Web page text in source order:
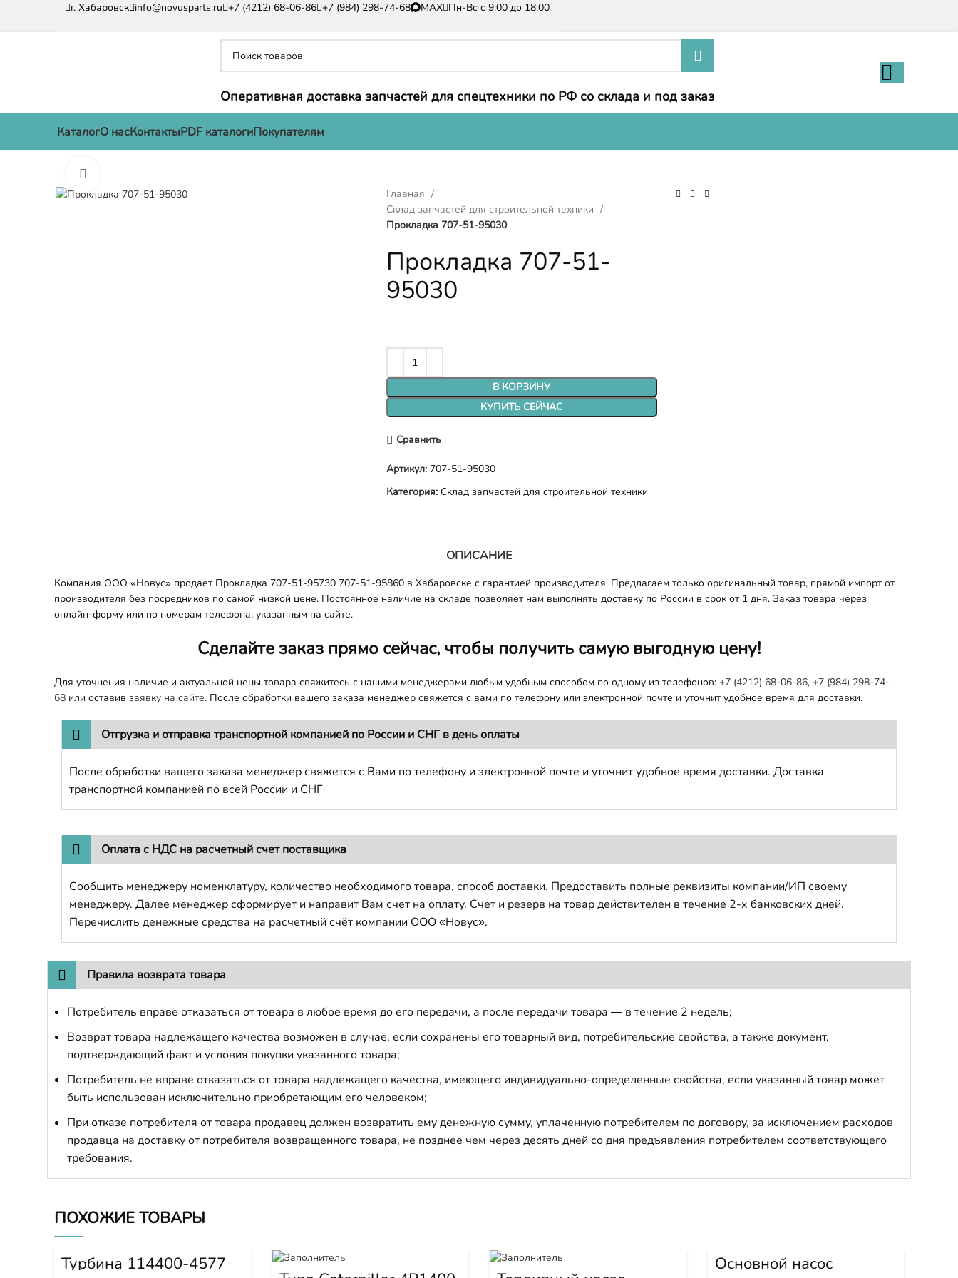
г. Хабаровск info@novusparts.ru +7 (4212) 68-06-86 +7 (984) 298-74-68 MAX Пн-Вс с 9:00 до 18:00
Оперативная доставка запчастей для спецтехники по РФ со склада и под заказ
КаталогО насКонтактыPDF каталогиПокупателям
Главная
Склад запчастей для строительной техники
Прокладка 707-51-95030
Прокладка 707-51-
95030
В КОРЗИНУ
КУПИТЬ СЕЙЧАС
Сравнить
Артикул: 707-51-95030
Категория: Склад запчастей для строительной техники
ОПИСАНИЕ
Компания ООО «Новус» продает Прокладка 707-51-95730 707-51-95860 в Хабаровске с гарантией производителя. Предлагаем только оригинальный товар, прямой импорт от
производителя без посредников по самой низкой цене. Постоянное наличие на складе позволяет нам выполнять доставку по России в срок от 1 дня. Заказ товара через
онлайн-форму или по номерам телефона, указанным на сайте.
Сделайте заказ прямо сейчас, чтобы получить самую выгодную цену!
Для уточнения наличие и актуальной цены товара свяжитесь с нашими менеджерами любым удобным способом по одному из телефонов: +7 (4212) 68-06-86, +7 (984) 298-74-
68 или оставив заявку на сайте. После обработки вашего заказа менеджер свяжется с вами по телефону или электронной почте и уточнит удобное время для доставки.
Отгрузка и отправка транспортной компанией по России и СНГ в день оплаты
После обработки вашего заказа менеджер свяжется с Вами по телефону и электронной почте и уточнит удобное время доставки. Доставка
транспортной компанией по всей России и СНГ
Оплата с НДС на расчетный счет поставщика
Сообщить менеджеру номенклатуру, количество необходимого товара, способ доставки. Предоставить полные реквизиты компании/ИП своему
менеджеру. Далее менеджер сформирует и направит Вам счет на оплату. Счет и резерв на товар действителен в течение 2-х банковских дней.
Перечислить денежные средства на расчетный счёт компании ООО «Новус».
Правила возврата товара
Потребитель вправе отказаться от товара в любое время до его передачи, а после передачи товара — в течение 2 недель;
Возврат товара надлежащего качества возможен в случае, если сохранены его товарный вид, потребительские свойства, а также документ,
подтверждающий факт и условия покупки указанного товара;
Потребитель не вправе отказаться от товара надлежащего качества, имеющего индивидуально-определенные свойства, если указанный товар может
быть использован исключительно приобретающим его человеком;
При отказе потребителя от товара продавец должен возвратить ему денежную сумму, уплаченную потребителем по договору, за исключением расходов
продавца на доставку от потребителя возвращенного товара, не позднее чем через десять дней со дня предъявления потребителем соответствующего
требования.
ПОХОЖИЕ ТОВАРЫ
Турбина 114400-4577 Основной насос